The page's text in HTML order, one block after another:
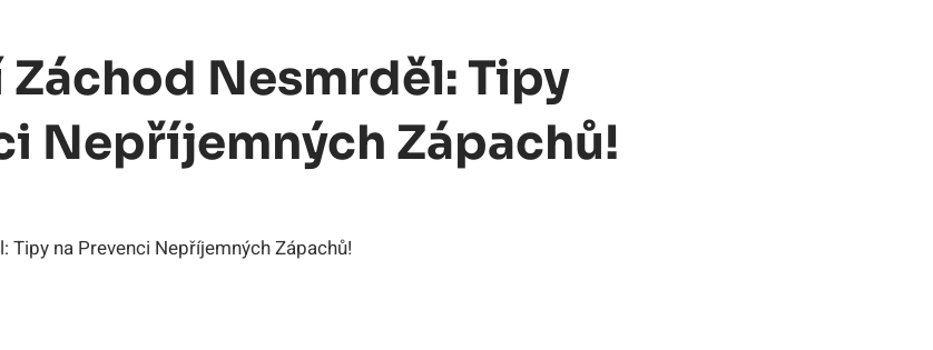
Nesmrděl: Tipy
Nepříjemných Zápachů!